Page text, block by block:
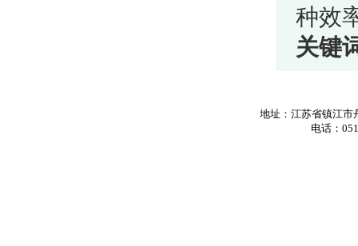
种效
关键
地址：江苏省镇江市
电话：